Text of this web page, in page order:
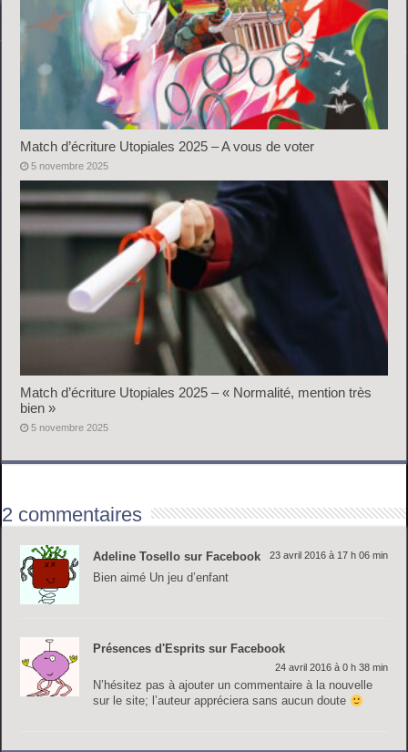
Match d’écriture Utopiales 2025 – A vous de voter
5 novembre 2025
Match d’écriture Utopiales 2025 – « Normalité, mention très
bien »
5 novembre 2025
2 commentaires
Adeline Tosello sur Facebook 23 avril 2016 à 17 h 06 min
Bien aimé Un jeu d’enfant
Présences d'Esprits sur Facebook
24 avril 2016 à 0 h 38 min
N’hésitez pas à ajouter un commentaire à la nouvelle
sur le site; l’auteur appréciera sans aucun doute